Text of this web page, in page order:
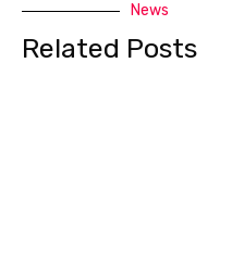
News
Related Posts